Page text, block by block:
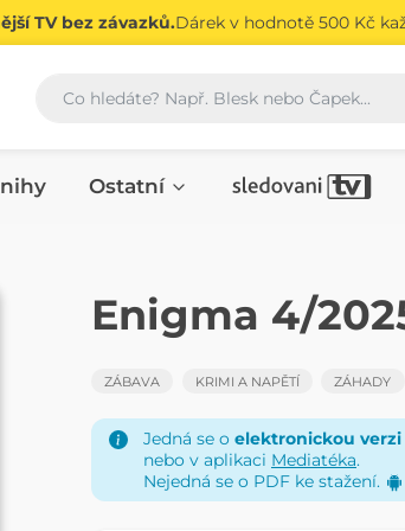
TV bez závazků.Dárek v hodnotě 500 Kč
Vyhledávání
Ostatní
ČASOPIS
Enigma 4/
ZÁBAVA KRIMI A NAPĚTÍ ZÁHADY
Jedná se o elektronickou verzi
nebo v aplikaci Mediatéka.
Nejedná se o PDF ke stažení.